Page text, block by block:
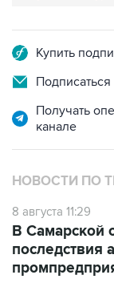
Купить
Получать
канале
НОВОСТИ ПО
8 августа 11:29
В Самарской
последствия